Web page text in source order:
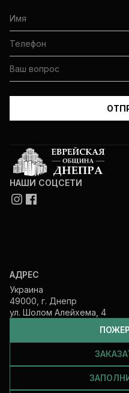
НАШИ СОЦСЕТИ
АДРЕС
Украина
49000, г. Днепр
ул. Шолом Алейхема, 4